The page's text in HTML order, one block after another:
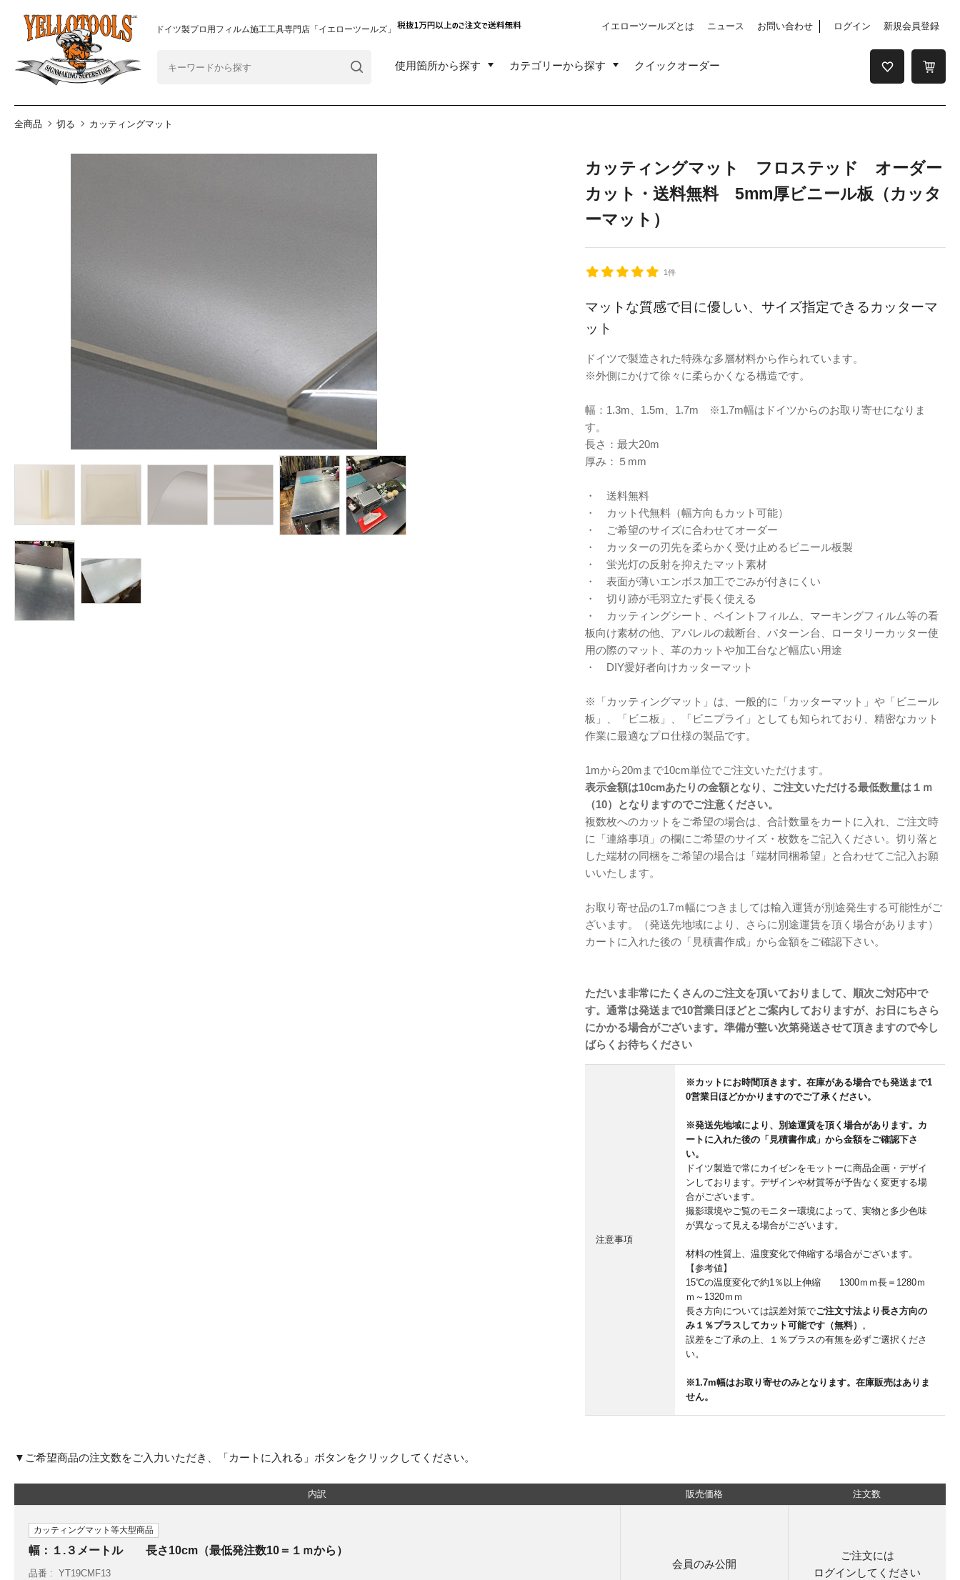
重要なおしらせ
ドイツ製プロ用フィルム施工工具専門店「イエローツールズ」 イエローツールズとは ニュース お問い合わせ ログイン 新規会員登録
使用箇所から探す カテゴリーから探す クイックオーダー
全商品 切る カッティングマット
カッティングマット フロステッド オーダー
カット・送料無料 5mm厚ビニール板（カッタ
ーマット）
1件
マットな質感で目に優しい、サイズ指定できるカッターマ
ット
ドイツで製造された特殊な多層材料から作られています。
※外側にかけて徐々に柔らかくなる構造です。
幅：1.3m、1.5m、1.7m ※1.7m幅はドイツからのお取り寄せになりま
す。
長さ：最大20m
厚み：５mm
・ 送料無料
・ カット代無料（幅方向もカット可能）
・ ご希望のサイズに合わせてオーダー
・ カッターの刃先を柔らかく受け止めるビニール板製
・ 蛍光灯の反射を抑えたマット素材
・ 表面が薄いエンボス加工でごみが付きにくい
・ 切り跡が毛羽立たず長く使える
・ カッティングシート、ペイントフィルム、マーキングフィルム等の看
板向け素材の他、アパレルの裁断台、パターン台、ロータリーカッター使
用の際のマット、革のカットや加工台など幅広い用途
・ DIY愛好者向けカッターマット
※「カッティングマット」は、一般的に「カッターマット」や「ビニール
板」、「ビニ板」、「ビニプライ」としても知られており、精密なカット
作業に最適なプロ仕様の製品です。
1mから20mまで10cm単位でご注文いただけます。
表示金額は10cmあたりの金額となり、ご注文いただける最低数量は１ｍ
（10）となりますのでご注意ください。
複数枚へのカットをご希望の場合は、合計数量をカートに入れ、ご注文時
に「連絡事項」の欄にご希望のサイズ・枚数をご記入ください。切り落と
した端材の同梱をご希望の場合は「端材同梱希望」と合わせてご記入お願
いいたします。
お取り寄せ品の1.7ｍ幅につきましては輸入運賃が別途発生する可能性がご
ざいます。（発送先地域により、さらに別途運賃を頂く場合があります）
カートに入れた後の「見積書作成」から金額をご確認下さい。
ただいま非常にたくさんのご注文を頂いておりまして、順次ご対応中で
す。通常は発送まで10営業日ほどとご案内しておりますが、お日にちさら
にかかる場合がございます。準備が整い次第発送させて頂きますので今し
ばらくお待ちください
注意事項
※カットにお時間頂きます。在庫がある場合でも発送まで1
0営業日ほどかかりますのでご了承ください。
※発送先地域により、別途運賃を頂く場合があります。カ
ートに入れた後の「見積書作成」から金額をご確認下さ
い。
ドイツ製造で常にカイゼンをモットーに商品企画・デザイ
ンしております。デザインや材質等が予告なく変更する場
合がございます。
撮影環境やご覧のモニター環境によって、実物と多少色味
が異なって見える場合がございます。
材料の性質上、温度変化で伸縮する場合がございます。
【参考値】
15℃の温度変化で約1％以上伸縮 1300ｍｍ長＝1280ｍ
ｍ～1320ｍｍ
長さ方向については誤差対策でご注文寸法より長さ方向の
み１％プラスしてカット可能です（無料） 。
誤差をご了承の上、１％プラスの有無を必ずご選択くださ
い。
※1.7m幅はお取り寄せのみとなります。在庫販売はありま
せん。
▼ご希望商品の注文数をご入力いただき、「カートに入れる」ボタンをクリックしてください。
内訳 販売価格 注文数
カッティングマット等大型商品
幅：１.３メートル 長さ10cm（最低発注数10＝１ｍから）
品番
YT19CMF13
会員のみ公開
ご注文には
ログイン してください